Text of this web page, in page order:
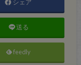
シェア
送る
feedly